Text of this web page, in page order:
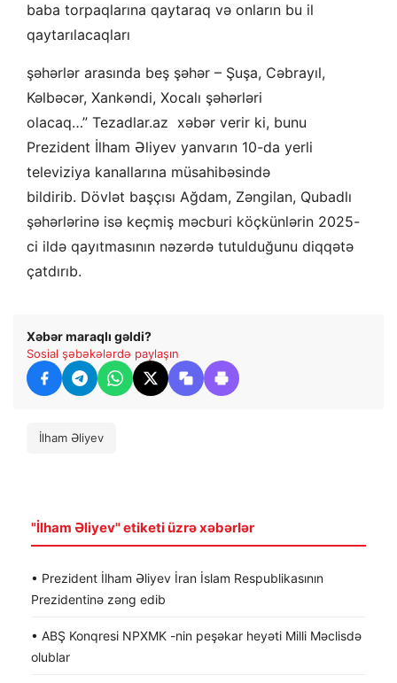
baba torpaqlarına qaytaraq və onların bu il
qaytarılacaqları
şəhərlər arasında beş şəhər – Şuşa, Cəbrayıl,
Kəlbəcər, Xankəndi, Xocalı şəhərləri
olacaq…” Tezadlar.az xəbər verir ki, bunu
Prezident İlham Əliyev yanvarın 10-da yerli
televiziya kanallarına müsahibəsində
bildirib. Dövlət başçısı Ağdam, Zəngilan, Qubadlı
şəhərlərinə isə keçmiş məcburi köçkünlərin 2025-
ci ildə qayıtmasının nəzərdə tutulduğunu diqqətə
çatdırıb.
Xəbər maraqlı gəldi?
Sosial şəbəkələrdə paylaşın
İlham Əliyev
"İlham Əliyev" etiketi üzrə xəbərlər
• Prezident İlham Əliyev İran İslam Respublikasının
Prezidentinə zəng edib
• ABŞ Konqresi NPXMK -nin peşəkar heyəti Milli Məclisdə
olublar